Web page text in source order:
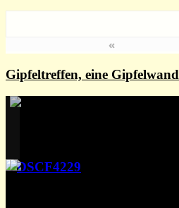
«
Gipfeltreffen, eine